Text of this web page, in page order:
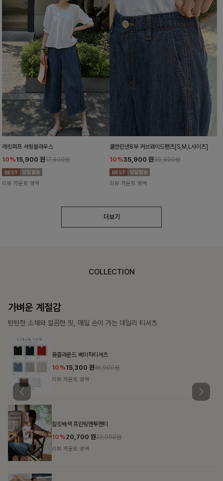
레킷퍼프 셔링블라우스
10%15,900 원17,600원
리뷰 카운트 영역
쿨한린넨8부 커브와이드팬츠[S,M,L사이즈]
10%35,900 원39,800원
리뷰 카운트 영역
더보기
COLLECTION
가장 쉬운 코디
특별한 날부터 일상까지 함께하는 룩